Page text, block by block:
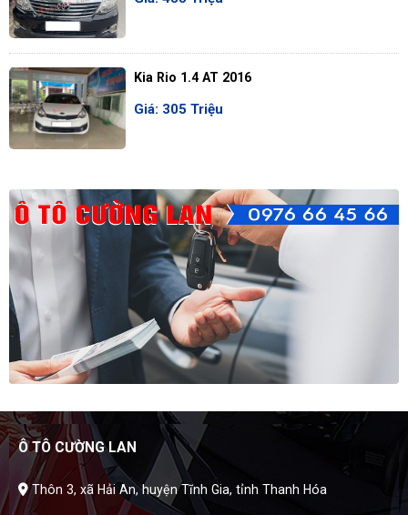
Kia Rio 1.4 AT 2016
Giá: 305 Triệu
Ô TÔ CƯỜNG LAN
Thôn 3, xã Hải An, huyện Tĩnh Gia, tỉnh Thanh Hóa